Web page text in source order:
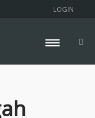
LOGIN